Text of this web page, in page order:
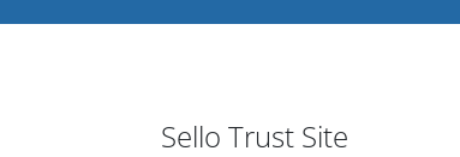
Sello Trust Site